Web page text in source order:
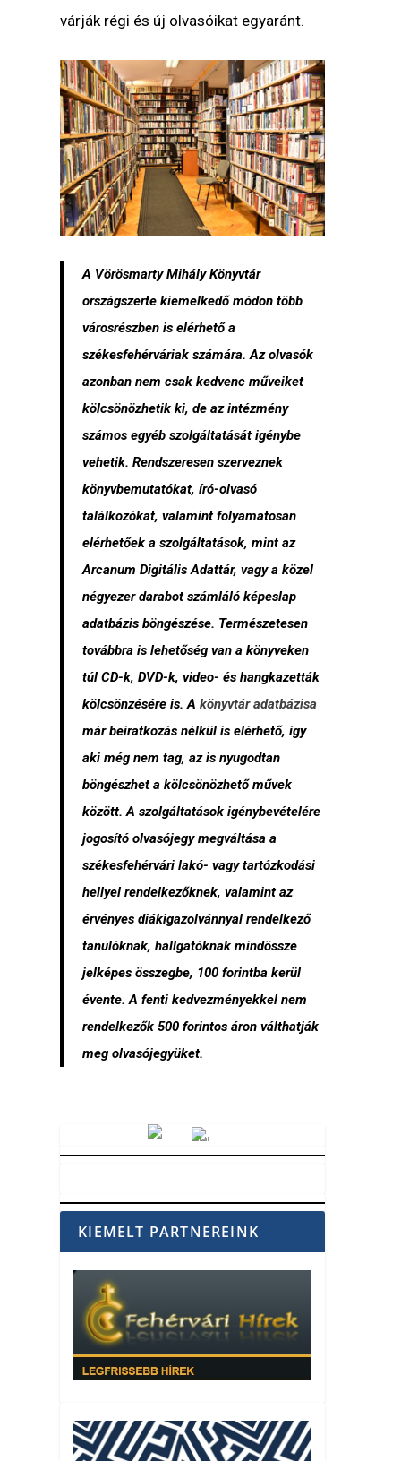
várják régi és új olvasóikat egyaránt.
A Vörösmarty Mihály Könyvtár
országszerte kiemelkedő módon több
városrészben is elérhető a
székesfehérváriak számára. Az olvasók
azonban nem csak kedvenc műveiket
kölcsönözhetik ki, de az intézmény
számos egyéb szolgáltatását igénybe
vehetik. Rendszeresen szerveznek
könyvbemutatókat, író-olvasó
találkozókat, valamint folyamatosan
elérhetőek a szolgáltatások, mint az
Arcanum Digitális Adattár, vagy a közel
négyezer darabot számláló képeslap
adatbázis böngészése. Természetesen
továbbra is lehetőség van a könyveken
túl CD-k, DVD-k, video- és hangkazetták
kölcsönzésére is. Akönyvtár adatbázisa
már beiratkozás nélkül is elérhető, így
aki még nem tag, az is nyugodtan
böngészhet a kölcsönözhető művek
között. A szolgáltatások igénybevételére
jogosító olvasójegy megváltása a
székesfehérvári lakó- vagy tartózkodási
hellyel rendelkezőknek, valamint az
érvényes diákigazolvánnyal rendelkező
tanulóknak, hallgatóknak mindössze
jelképes összegbe, 100 forintba kerül
évente. A fenti kedvezményekkel nem
rendelkezők 500 forintos áron válthatják
meg olvasójegyüket.
KIEMELT PARTNEREINK